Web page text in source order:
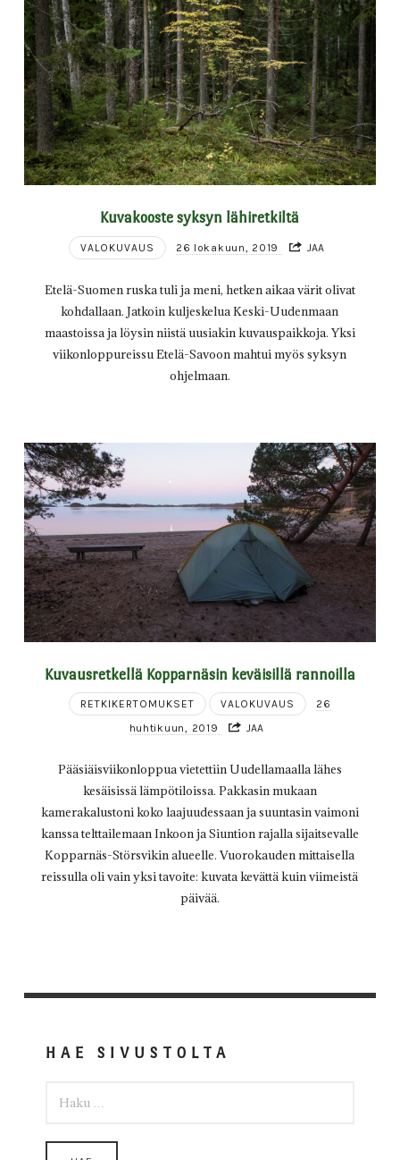
Kuvakooste syksyn lähiretkiltä
VALOKUVAUS 26 lokakuun, 2019 JAA
Etelä-Suomen ruska tuli ja meni, hetken aikaa värit olivat
kohdallaan. Jatkoin kuljeskelua Keski-Uudenmaan
maastoissa ja löysin niistä uusiakin kuvauspaikkoja. Yksi
viikonloppureissu Etelä-Savoon mahtui myös syksyn
ohjelmaan.
Kuvausretkellä Kopparnäsin keväisillä rannoilla
RETKIKERTOMUKSET VALOKUVAUS
26
huhtikuun, 2019
JAA
Pääsiäisviikonloppua vietettiin Uudellamaalla lähes
kesäisissä lämpötiloissa. Pakkasin mukaan
kamerakalustoni koko laajuudessaan ja suuntasin vaimoni
kanssa telttailemaan Inkoon ja Siuntion rajalla sijaitsevalle
Kopparnäs-Störsvikin alueelle. Vuorokauden mittaisella
reissulla oli vain yksi tavoite: kuvata kevättä kuin viimeistä
päivää.
HAE SIVUSTOLTA